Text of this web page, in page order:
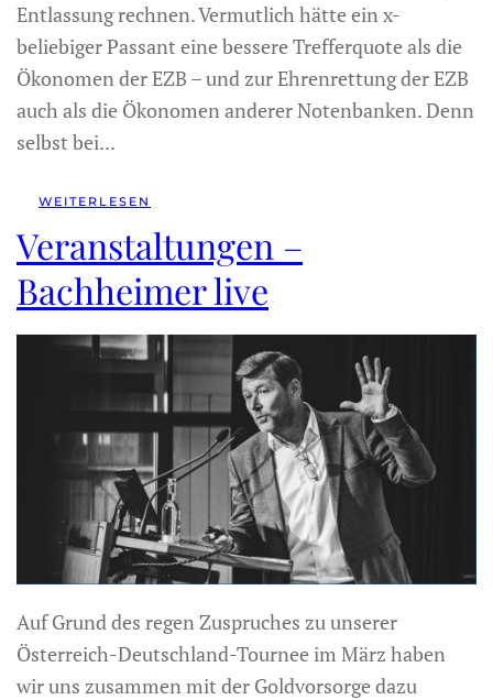
Entlassung rechnen. Vermutlich hätte ein x-
beliebiger Passant eine bessere Trefferquote als die
Ökonomen der EZB – und zur Ehrenrettung der EZB
auch als die Ökonomen anderer Notenbanken. Denn
selbst bei...
WEITERLESEN
Veranstaltungen –
Bachheimer live
Auf Grund des regen Zuspruches zu unserer
Österreich-Deutschland-Tournee im März haben
wir uns zusammen mit der Goldvorsorge dazu